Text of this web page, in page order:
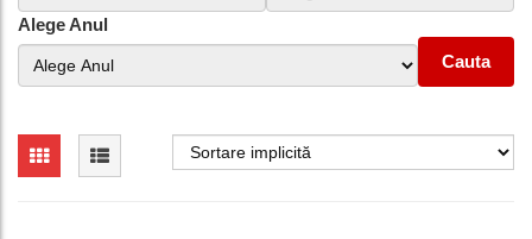
Alege Anul
Cauta